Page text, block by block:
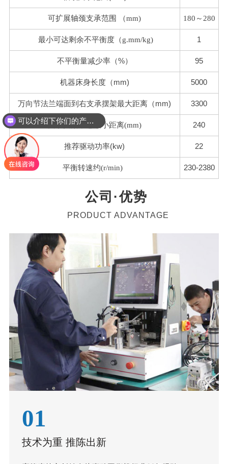
可扩展轴颈支承范围 （mm) 180～280
最小可达剩余不平衡度（g.mm/kg) 1
不平衡量减少率（%） 95
机器床身长度（mm) 5000
万向节法兰端面到右支承摆架最大距离（mm) 3300
支承摆架中心最小距离(mm) 240
推荐驱动功率(kw) 22
平衡转速约(r/min) 230-2380
公司·优势
PRODUCT ADVANTAGE
01
技术为重 推陈出新
可以介绍下你们的产品么